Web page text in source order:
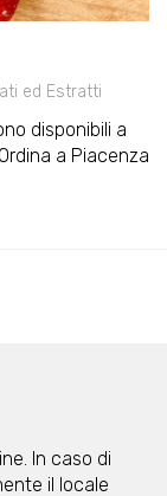
ed Estratti
disponibili a
a Piacenza
In caso di
il locale